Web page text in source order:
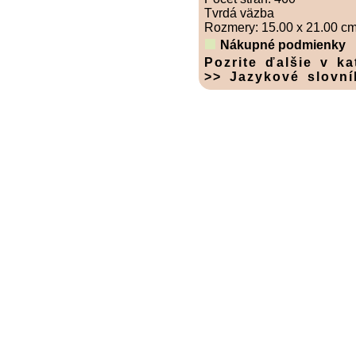
Tvrdá väzba
Rozmery: 15.00 x 21.00
Nákupné podmienky
Pozrite ďalšie v
>> Jazykové